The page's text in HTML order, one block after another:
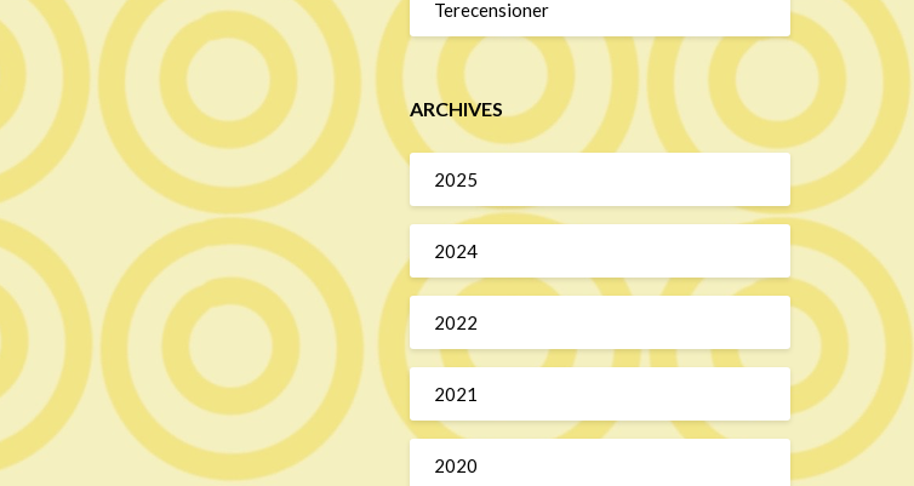
Terecensioner
ARCHIVES
2025
2024
2022
2021
2020